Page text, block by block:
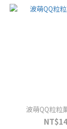
波萌QQ粒粒